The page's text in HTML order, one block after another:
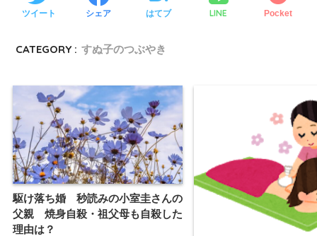
ツイート シェア はてブ LINE Pocket
CATEGORY : すぬ子のつぶやき
駆け落ち婚 秒読みの小室圭さんの
父親 焼身自殺・祖父母も自殺した
理由は？